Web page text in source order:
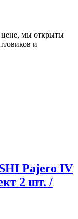
мы открыты
и
Pajero IV
2 шт. /